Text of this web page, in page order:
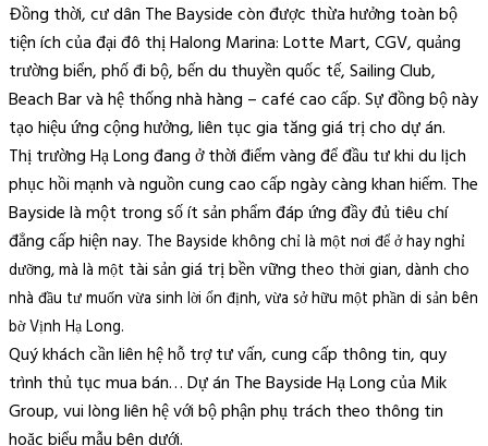
Đồng thời, cư dân The Bayside còn được thừa hưởng toàn bộ
tiện ích của đại đô thị Halong Marina: Lotte Mart, CGV, quảng
trường biển, phố đi bộ, bến du thuyền quốc tế, Sailing Club,
Beach Bar và hệ thống nhà hàng – café cao cấp. Sự đồng bộ này
tạo hiệu ứng cộng hưởng, liên tục gia tăng giá trị cho dự án.
Thị trường Hạ Long đang ở thời điểm vàng để đầu tư khi du lịch
phục hồi mạnh và nguồn cung cao cấp ngày càng khan hiếm. The
Bayside là một trong số ít sản phẩm đáp ứng đầy đủ tiêu chí
đẳng cấp hiện nay. The Bayside không chỉ là một nơi để ở hay nghỉ
dưỡng, mà là một tài sản giá trị bền vững theo thời gian, dành cho
nhà đầu tư muốn vừa sinh lời ổn định, vừa sở hữu một phần di sản bên
bờ Vịnh Hạ Long.
Quý khách cần liên hệ hỗ trợ tư vấn, cung cấp thông tin, quy
trình thủ tục mua bán… Dự án The Bayside Hạ Long của Mik
Group, vui lòng liên hệ với bộ phận phụ trách theo thông tin